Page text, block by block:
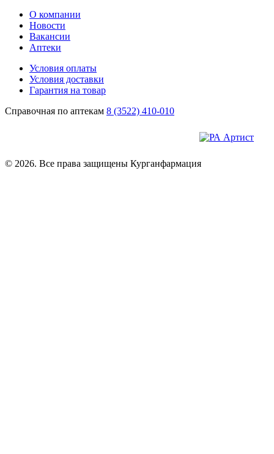
О компании
Новости
Вакансии
Аптеки
Условия оплаты
Условия доставки
Гарантия на товар
Справочная по аптекам 8 (3522) 410-010
© 2026. Все права защищены Курганфармация